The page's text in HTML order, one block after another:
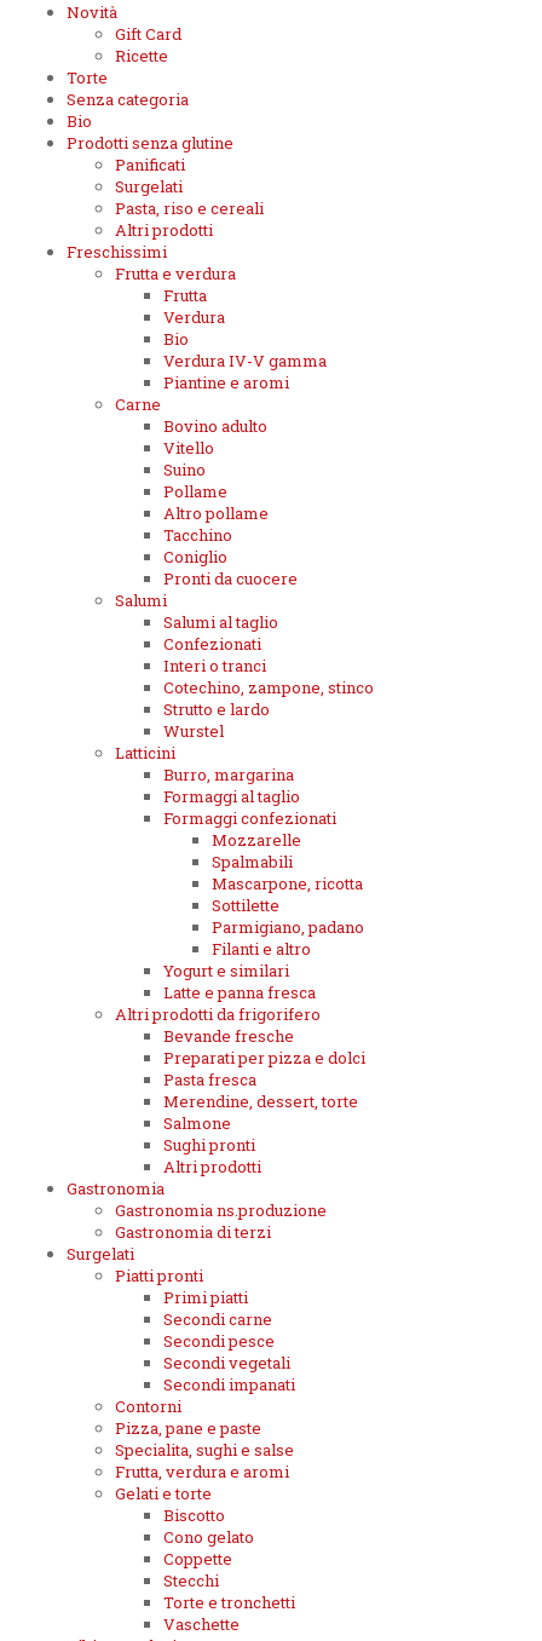
Novità
Gift Card
Ricette
Torte
Senza categoria
Bio
Prodotti senza glutine
Panificati
Surgelati
Pasta, riso e cereali
Altri prodotti
Freschissimi
Frutta e verdura
Frutta
Verdura
Bio
Verdura IV-V gamma
Piantine e aromi
Carne
Bovino adulto
Vitello
Suino
Pollame
Altro pollame
Tacchino
Coniglio
Pronti da cuocere
Salumi
Salumi al taglio
Confezionati
Interi o tranci
Cotechino, zampone, stinco
Strutto e lardo
Wurstel
Latticini
Burro, margarina
Formaggi al taglio
Formaggi confezionati
Mozzarelle
Spalmabili
Mascarpone, ricotta
Sottilette
Parmigiano, padano
Filanti e altro
Yogurt e similari
Latte e panna fresca
Altri prodotti da frigorifero
Bevande fresche
Preparati per pizza e dolci
Pasta fresca
Merendine, dessert, torte
Salmone
Sughi pronti
Altri prodotti
Gastronomia
Gastronomia ns.produzione
Gastronomia di terzi
Surgelati
Piatti pronti
Primi piatti
Secondi carne
Secondi pesce
Secondi vegetali
Secondi impanati
Contorni
Pizza, pane e paste
Specialita, sughi e salse
Frutta, verdura e aromi
Gelati e torte
Biscotto
Cono gelato
Coppette
Stecchi
Torte e tronchetti
Vaschette